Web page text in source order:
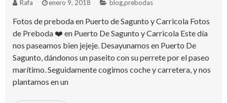
Rafa enero 9, 2018 blog,prebodas
Fotos de preboda en Puerto de Sagunto y Carricola Fotos
de Preboda ❤️ en Puerto De Sagunto y Carricola Este día
nos paseamos bien jejeje. Desayunamos en Puerto De
Sagunto, dándonos un paseito con su perrete por el paseo
marítimo. Seguidamente cogimos coche y carretera, y nos
plantamos en un